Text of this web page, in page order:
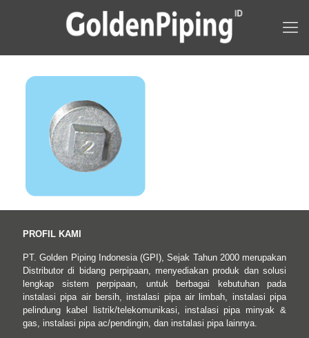
PROFIL KAMI
PT. Golden Piping Indonesia (GPI), Sejak Tahun 2000 merupakan
Distributor di bidang perpipaan, menyediakan produk dan solusi
lengkap sistem perpipaan, untuk berbagai kebutuhan pada
instalasi pipa air bersih, instalasi pipa air limbah, instalasi pipa
pelindung kabel listrik/telekomunikasi, instalasi pipa minyak &
gas, instalasi pipa ac/pendingin, dan instalasi pipa lainnya.